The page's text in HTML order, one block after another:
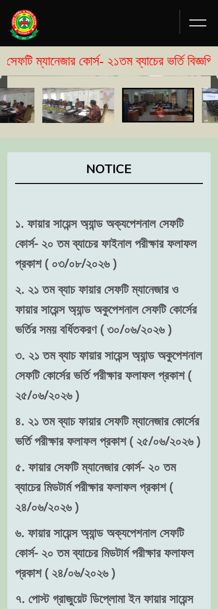
কোর্স- ২১তম ব্যাচের ভর্তি বিজ্ঞপ্তি
NOTICE
১. ফায়ার সায়েন্স অ্যান্ড অক্যপেশনাল সেফটি
কোর্স- ২০ তম ব্যাচের ফাইনাল পরীক্ষার ফলাফল
প্রকাশ ( ০৩/০৮/২০২৬ )
২. ২১ তম ব্যাচ ফায়ার সেফটি ম্যানেজার ও
ফায়ার সায়েন্স অ্যান্ড অকুপেশনাল সেফটি কোর্সের
ভর্তির সময় বর্ধিতকরণ ( ৩০/০৬/২০২৬ )
৩. ২১ তম ব্যাচ ফায়ার সায়েন্স অ্যান্ড অকুপেশনাল
সেফটি কোর্সের ভর্তি পরীক্ষার ফলাফল প্রকাশ (
২৫/০৬/২০২৬ )
৪. ২১ তম ব্যাচ ফায়ার সেফটি ম্যানেজার কোর্সের
ভর্তি পরীক্ষার ফলাফল প্রকাশ ( ২৫/০৬/২০২৬ )
৫. ফায়ার সেফটি ম্যানেজার কোর্স- ২০ তম
ব্যাচের মিডটার্ম পরীক্ষার ফলাফল প্রকাশ (
২৪/০৬/২০২৬ )
৬. ফায়ার সায়েন্স অ্যান্ড অক্যপেশনাল সেফটি
কোর্স- ২০ তম ব্যাচের মিডটার্ম পরীক্ষার ফলাফল
প্রকাশ ( ২৪/০৬/২০২৬ )
৭. পোস্ট গ্রাজুয়েট ডিপ্লোমা ইন ফায়ার সায়েন্স